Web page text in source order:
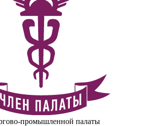
промышленной палаты